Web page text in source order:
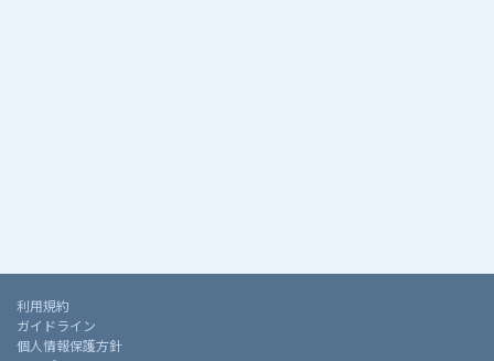
利用規約
ガイドライン
個人情報保護方針